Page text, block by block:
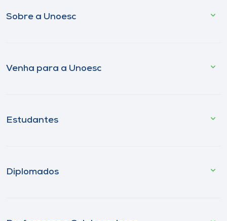
Sobre a Unoesc
Venha para a Unoesc
Estudantes
Diplomados